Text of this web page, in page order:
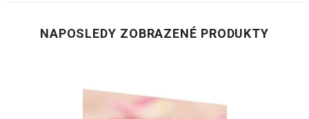
NAPOSLEDY ZOBRAZENÉ PRODUKTY